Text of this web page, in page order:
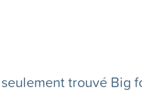
trouvé Big